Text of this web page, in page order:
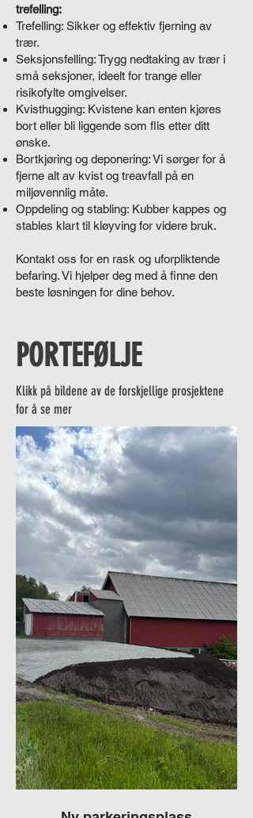
trefelling:
Trefelling: Sikker og effektiv fjerning av
trær.
Seksjonsfelling: Trygg nedtaking av trær i
små seksjoner, ideelt for trange eller
risikofylte omgivelser.
Kvisthugging: Kvistene kan enten kjøres
bort eller bli liggende som flis etter ditt
ønske.
Bortkjøring og deponering: Vi sørger for å
fjerne alt av kvist og treavfall på en
miljøvennlig måte.
Oppdeling og stabling: Kubber kappes og
stables klart til kløyving for videre bruk.
Kontakt oss for en rask og uforpliktende
befaring. Vi hjelper deg med å finne den
beste løsningen for dine behov.
PORTEFØLJE
Klikk på bildene av de forskjellige prosjektene
for å se mer